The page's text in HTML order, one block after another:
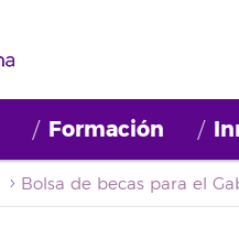
Formación